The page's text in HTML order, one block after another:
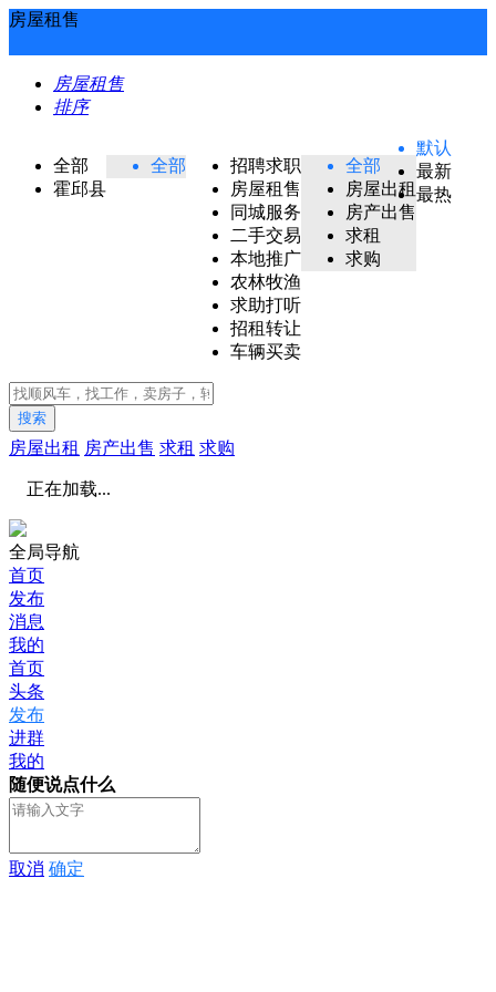
房屋租售
房屋租售
排序
全部
霍邱县
全部
招聘求职
房屋租售
同城服务
二手交易
本地推广
农林牧渔
求助打听
招租转让
车辆买卖
全部
房屋出租
房产出售
求租
求购
默认
最新
最热
搜索
房屋出租 房产出售 求租 求购
正在加载...
全局导航
首页
发布
消息
我的
首页
头条
发布
进群
我的
随便说点什么
取消 确定